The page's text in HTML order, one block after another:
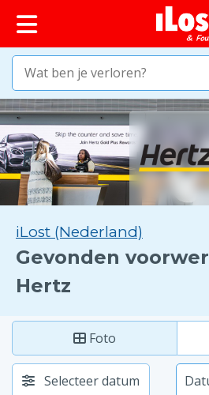
iLost (Nederland)
Gevonden
Hertz
Foto
Selecteer datum